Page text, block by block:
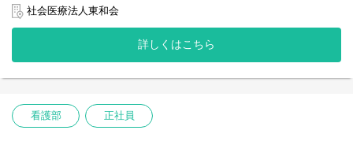
看護師のサポート業務
物品の整理整頓、メッセンジャー業務
社会医療法人東和会
詳しくはこちら
看護部 正社員